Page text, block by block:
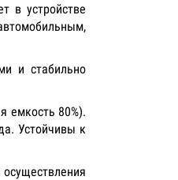
в устройстве
и стабильно
емкость 80%).
Устойчивы к